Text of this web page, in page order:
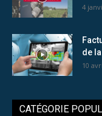
4
de
10
CATÉGORIE